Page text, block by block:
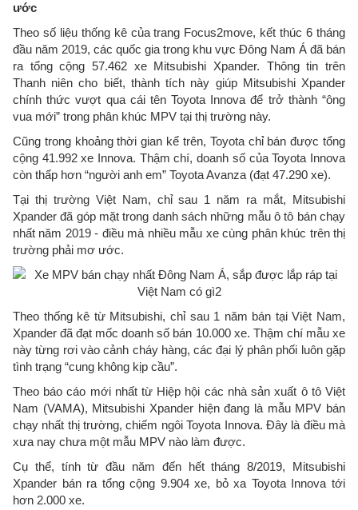
ước
Theo số liệu thống kê của trang Focus2move, kết thúc 6 tháng
đầu năm 2019, các quốc gia trong khu vực Đông Nam Á đã bán
ra tổng cộng 57.462 xe Mitsubishi Xpander. Thông tin trên
Thanh niên cho biết, thành tích này giúp Mitsubishi Xpander
chính thức vượt qua cái tên Toyota Innova để trở thành “ông
vua mới” trong phân khúc MPV tại thị trường này.
Cũng trong khoảng thời gian kể trên, Toyota chỉ bán được tổng
cộng 41.992 xe Innova. Thậm chí, doanh số của Toyota Innova
còn thấp hơn “người anh em” Toyota Avanza (đạt 47.290 xe).
Tại thị trường Việt Nam, chỉ sau 1 năm ra mắt, Mitsubishi
Xpander đã góp mặt trong danh sách những mẫu ô tô bán chạy
nhất năm 2019 - điều mà nhiều mẫu xe cùng phân khúc trên thị
trường phải mơ ước.
Theo thống kê từ Mitsubishi, chỉ sau 1 năm bán tại Việt Nam,
Xpander đã đạt mốc doanh số bán 10.000 xe. Thậm chí mẫu xe
này từng rơi vào cảnh cháy hàng, các đại lý phân phối luôn gặp
tình trạng “cung không kịp cầu”.
Theo báo cáo mới nhất từ Hiệp hội các nhà sản xuất ô tô Việt
Nam (VAMA), Mitsubishi Xpander hiện đang là mẫu MPV bán
chạy nhất thị trường, chiếm ngôi Toyota Innova. Đây là điều mà
xưa nay chưa một mẫu MPV nào làm được.
Cụ thể, tính từ đầu năm đến hết tháng 8/2019, Mitsubishi
Xpander bán ra tổng cộng 9.904 xe, bỏ xa Toyota Innova tới
hơn 2.000 xe.